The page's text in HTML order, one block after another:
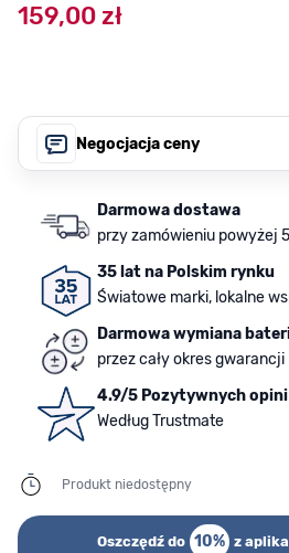
159,00 zł
Negocjacja ceny
Darmowa dostawa
przy zamówieniu powyżej
35 lat na Polskim rynku
Światowe marki, lokalne
Darmowa wymiana
przez cały okres gwarancji
4.9/5 Pozytywnych opini
Według Trustmate
Produkt niedostępny
Oszczędź do 10% z